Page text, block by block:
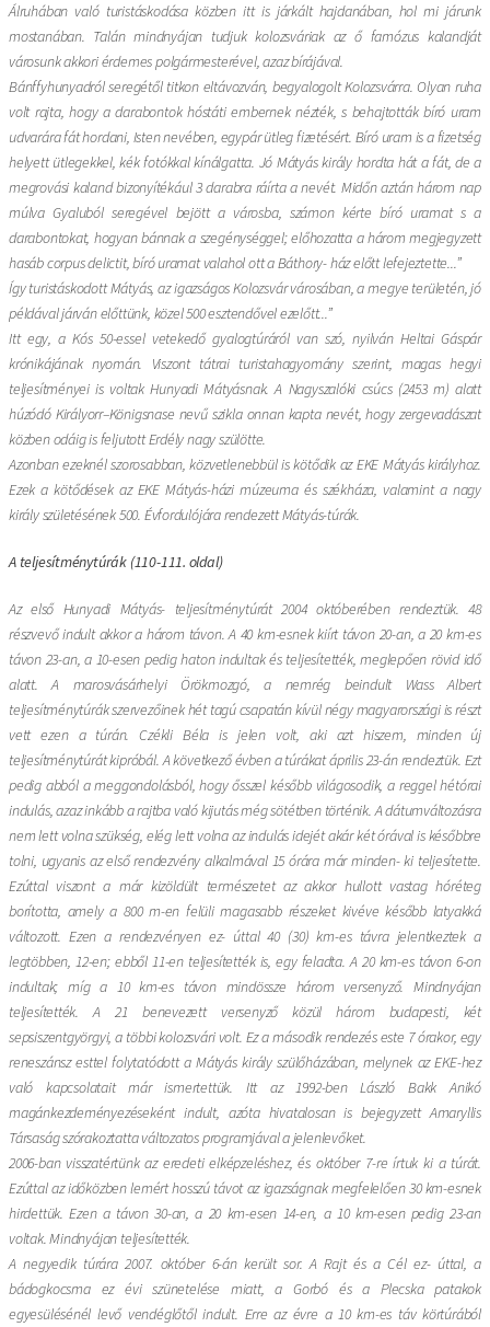
Álruhában való turistáskodása közben itt is járkált hajdanában, hol mi járunk
mostanában. Talán mindnyájan tudjuk kolozsváriak az ő famózus kalandját
városunk akkori érdemes polgármesterével, azaz bírájával.
Bánffyhunyadról seregétől titkon eltávozván, begyalogolt Kolozsvárra. Olyan ruha
volt rajta, hogy a darabontok hóstáti embernek nézték, s behajtották bíró uram
udvarára fát hordani, Isten nevében, egypár ütleg fizetésért. Bíró uram is a fizetség
helyett ütlegekkel, kék fotókkal kínálgatta. Jó Mátyás király hordta hát a fát, de a
megrovási kaland bizonyítékául 3 darabra ráírta a nevét. Midőn aztán három nap
múlva Gyaluból seregével bejött a városba, számon kérte bíró uramat s a
darabontokat, hogyan bánnak a szegénységgel; előhozatta a három megjegyzett
hasáb corpus delictit, bíró uramat valahol ott a Báthory- ház előtt lefejeztette...”
Így turistáskodott Mátyás, az igazságos Kolozsvár városában, a megye területén, jó
példával járván előttünk, közel 500 esztendővel ezelőtt...”
Itt egy, a Kós 50-essel vetekedő gyalogtúráról van szó, nyilván Heltai Gáspár
krónikájának nyomán. Viszont tátrai turistahagyomány szerint, magas hegyi
teljesítményei is voltak Hunyadi Mátyásnak. A Nagyszalóki csúcs (2453 m) alatt
húzódó Királyorr–Königsnase nevű szikla onnan kapta nevét, hogy zergevadászat
közben odáig is feljutott Erdély nagy szülötte.
Azonban ezeknél szorosabban, közvetlenebbül is kötődik az EKE Mátyás királyhoz.
Ezek a kötődések az EKE Mátyás-házi múzeuma és székháza, valamint a nagy
király születésének 500. Évfordulójára rendezett Mátyás-túrák.
A teljesítménytúrák (110-111. oldal)
Az első Hunyadi Mátyás- teljesítménytúrát 2004 októberében rendeztük. 48
részvevő indult akkor a három távon. A 40 km-esnek kiírt távon 20-an, a 20 km-es
távon 23-an, a 10-esen pedig haton indultak és teljesítették, meglepően rövid idő
alatt. A marosvásárhelyi Örökmozgó, a nemrég beindult Wass Albert
teljesítménytúrák szervezőinek hét tagú csapatán kívül négy magyarországi is részt
vett ezen a túrán. Czékli Béla is jelen volt, aki azt hiszem, minden új
teljesítménytúrát kipróbál. A következő évben a túrákat április 23-án rendeztük. Ezt
pedig abból a meggondolásból, hogy ősszel később világosodik, a reggel hétórai
indulás, azaz inkább a rajtba való kijutás még sötétben történik. A dátumváltozásra
nem lett volna szükség, elég lett volna az indulás idejét akár két órával is későbbre
tolni, ugyanis az első rendezvény alkalmával 15 órára már minden- ki teljesítette.
Ezúttal viszont a már kizöldült természetet az akkor hullott vastag hóréteg
borította, amely a 800 m-en felüli magasabb részeket kivéve később latyakká
változott. Ezen a rendezvényen ez- úttal 40 (30) km-es távra jelentkeztek a
legtöbben, 12-en; ebből 11-en teljesítették is, egy feladta. A 20 km-es távon 6-on
indultak; míg a 10 km-es távon mindössze három versenyző. Mindnyájan
teljesítették. A 21 benevezett versenyző közül három budapesti, két
sepsiszentgyörgyi, a többi kolozsvári volt. Ez a második rendezés este 7 órakor, egy
reneszánsz esttel folytatódott a Mátyás király szülőházában, melynek az EKE-hez
való kapcsolatait már ismertettük. Itt az 1992-ben László Bakk Anikó
magánkezdeményezéseként indult, azóta hivatalosan is bejegyzett Amaryllis
Társaság szórakoztatta változatos programjával a jelenlevőket.
2006-ban visszatértünk az eredeti elképzeléshez, és október 7-re írtuk ki a túrát.
Ezúttal az időközben lemért hosszú távot az igazságnak megfelelően 30 km-esnek
hirdettük. Ezen a távon 30-an, a 20 km-esen 14-en, a 10 km-esen pedig 23-an
voltak. Mindnyájan teljesítették.
A negyedik túrára 2007. október 6-án került sor. A Rajt és a Cél ez- úttal, a
bádogkocsma ez évi szünetelése miatt, a Gorbó és a Plecska patakok
egyesülésénél levő vendéglőtől indult. Erre az évre a 10 km-es táv körtúrából